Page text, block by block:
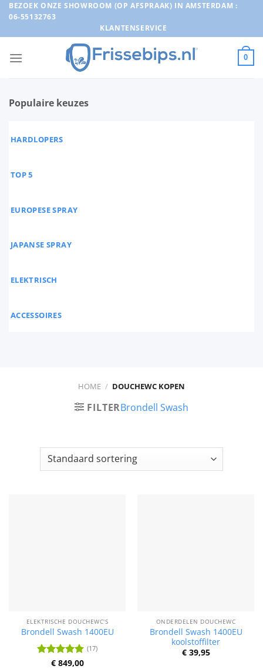
Ga
naar
inhoud
BEZOEK ONZE SHOWROOM (OP AFSPRAAK) IN AMSTERDAM :
06-55132763
KLANTENSERVICE
0
Populaire keuzes
HARDLOPERS
TOP 5
EUROPESE SPRAY
JAPANSE SPRAY
ELEKTRISCH
ACCESSOIRES
HOME / DOUCHEWC KOPEN
FILTERBrondell Swash
ELEKTRISCHE DOUCHEWC'S
Brondell Swash 1400EU
Waardering
(17)
€849,00
ONDERDELEN DOUCHEWC
Brondell Swash 1400EU
koolstoffilter
€39,95